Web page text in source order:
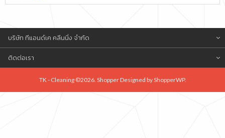
บริษัท ทีแอนด์เค คลีนนิ่ง จำกัด
ติดต่อเรา
TK - Cleaning ©2026. Shopper Designed byShopperWP.